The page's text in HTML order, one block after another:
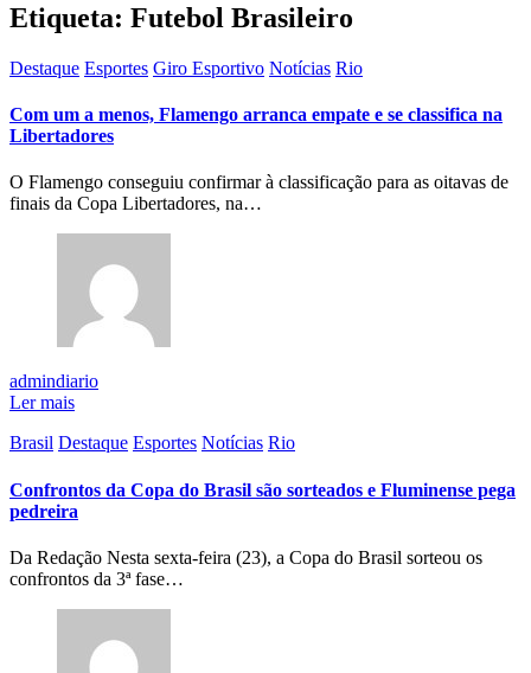
Etiqueta: Futebol Brasileiro
Destaque Esportes Giro Esportivo Notícias Rio
Com um a menos, Flamengo arranca empate e se classifica na
Libertadores
O Flamengo conseguiu confirmar à classificação para as oitavas de
finais da Copa Libertadores, na…
admindiario
Ler mais
Brasil Destaque Esportes Notícias Rio
Confrontos da Copa do Brasil são sorteados e Fluminense pega
pedreira
Da Redação Nesta sexta-feira (23), a Copa do Brasil sorteou os
confrontos da 3ª fase…